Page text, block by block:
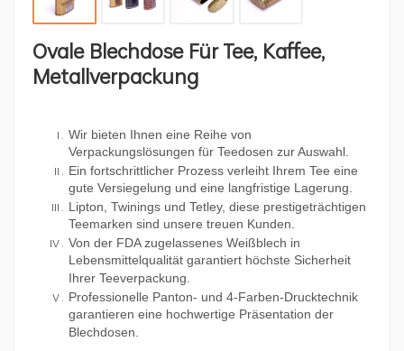
Ovale Blechdose Für Tee, Kaffee,
Metallverpackung
Wir bieten Ihnen eine Reihe von
Verpackungslösungen für Teedosen zur Auswahl.
Ein fortschrittlicher Prozess verleiht Ihrem Tee eine
gute Versiegelung und eine langfristige Lagerung.
Lipton, Twinings und Tetley, diese prestigeträchtigen
Teemarken sind unsere treuen Kunden.
Von der FDA zugelassenes Weißblech in
Lebensmittelqualität garantiert höchste Sicherheit
Ihrer Teeverpackung.
Professionelle Panton- und 4-Farben-Drucktechnik
garantieren eine hochwertige Präsentation der
Blechdosen.